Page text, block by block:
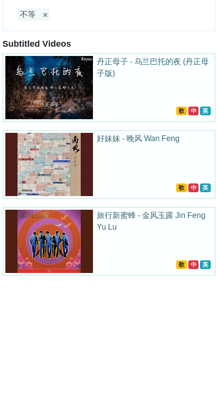
不等
Subtitled Videos
丹正母子 - 乌兰巴托的夜 (丹正母
子版)
歌 中 英
好妹妹 - 晚风 Wan Feng
歌 中 英
旅行新蜜蜂 - 金风玉露 Jin Feng
Yu Lu
歌 中 英